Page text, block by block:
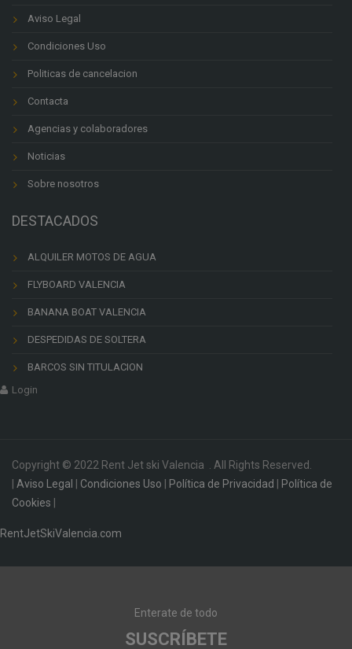
Aviso Legal
Condiciones Uso
Politicas de cancelacion
Contacta
Agencias y colaboradores
Noticias
Sobre nosotros
DESTACADOS
ALQUILER MOTOS DE AGUA
FLYBOARD VALENCIA
BANANA BOAT VALENCIA
DESPEDIDAS DE SOLTERA
BARCOS SIN TITULACION
Login
Copyright © 2022 Rent Jet ski Valencia . All Rights Reserved.
| Aviso Legal | Condiciones Uso | Política de Privacidad | Política de
Cookies |
RentJetSkiValencia.com
Enterate de todo
SUSCRÍBETE